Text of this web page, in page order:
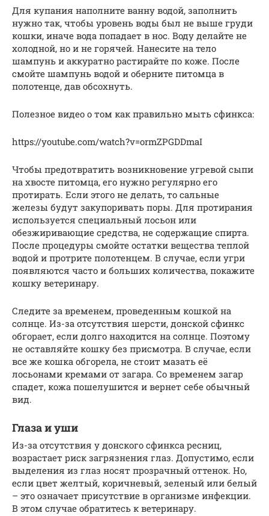
Для купания наполните ванну водой, заполнить
нужно так, чтобы уровень воды был не выше груди
кошки, иначе вода попадает в нос. Воду делайте не
холодной, но и не горячей. Нанесите на тело
шампунь и аккуратно растирайте по коже. После
смойте шампунь водой и оберните питомца в
полотенце, дав обсохнуть.
Полезное видео о том как правильно мыть сфинкса:
https://youtube.com/watch?v=ormZPGDDmaI
Чтобы предотвратить возникновение угревой сыпи
на хвосте питомца, его нужно регулярно его
протирать. Если этого не делать, то сальные
железы будут закупоривать поры. Для протирания
используется специальный лосьон или
обезжиривающие средства, не содержащие спирта.
После процедуры смойте остатки вещества теплой
водой и протрите полотенцем. В случае, если угри
появляются часто и больших количества, покажите
кошку ветеринару.
Следите за временем, проведенным кошкой на
солнце. Из-за отсутствия шерсти, донской сфинкс
обгорает, если долго находится на солнце. Поэтому
не оставляйте кошку без присмотра. В случае, если
все же кошка обгорела, не стоит мазать её
лосьонами кремами от загара. Со временем загар
спадет, кожа пошелушится и вернет себе обычный
вид.
Глаза и уши
Из-за отсутствия у донского сфинкса ресниц,
возрастает риск загрязнения глаз. Допустимо, если
выделения из глаз носят прозрачный оттенок. Но,
если цвет желтый, коричневый, зеленый или белый
– это означает присутствие в организме инфекции.
В этом случае обратитесь к ветеринару.